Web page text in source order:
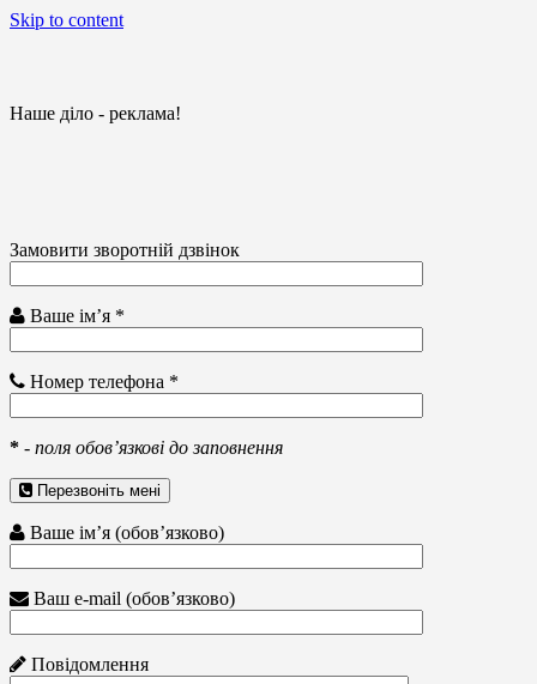
Skip to content
Наше діло - реклама!
Замовити зворотній дзвінок
Ваше ім’я *
Номер телефона *
* - поля обов’язкові до заповнення
Перезвоніть мені
Ваше ім’я (обов’язково)
Ваш e-mail (обов’язково)
Повідомлення